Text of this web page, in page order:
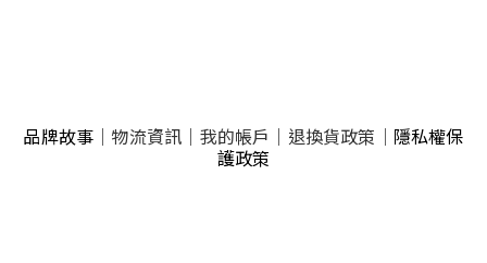
品牌故事 物流資訊 我的帳戶 退換貨政策
隱私權保
護政策